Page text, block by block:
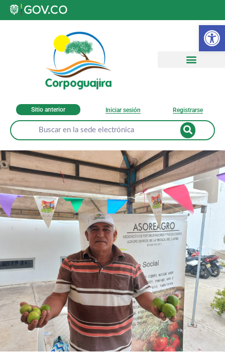
Sitio anterior Iniciar sesión Registrarse